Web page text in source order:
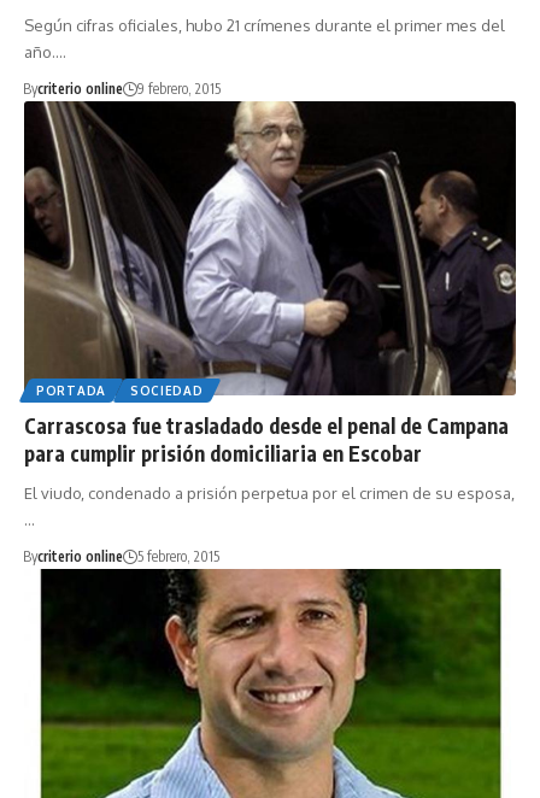
Según cifras oficiales, hubo 21 crímenes durante el primer mes del
año.…
Bycriterio online 9 febrero, 2015
PORTADA SOCIEDAD
Carrascosa fue trasladado desde el penal de Campana
para cumplir prisión domiciliaria en Escobar
El viudo, condenado a prisión perpetua por el crimen de su esposa,
…
Bycriterio online 5 febrero, 2015